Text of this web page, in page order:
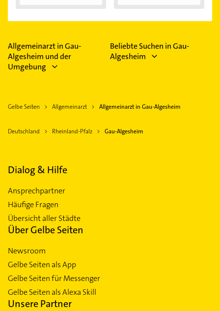
Allgemeinarzt in Gau-
Algesheim und der
Umgebung
Beliebte Suchen in Gau-
Algesheim
Gelbe Seiten Allgemeinarzt Allgemeinarzt in Gau-Algesheim
Deutschland Rheinland-Pfalz Gau-Algesheim
Dialog & Hilfe
Ansprechpartner
Häufige Fragen
Übersicht aller Städte
Über Gelbe Seiten
Newsroom
Gelbe Seiten als App
Gelbe Seiten für Messenger
Gelbe Seiten als Alexa Skill
Unsere Partner